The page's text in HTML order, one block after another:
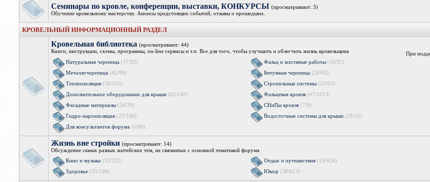
Семинары по кровле, конференции, выставки, КОНКУРСЫ (просматривают: 3)
Обучение кровельному мастерству. Анонсы предстоящих событий, отзывы о прошедших.
КРОВЕЛЬНЫЙ ИНФОРМАЦИОННЫЙ РАЗДЕЛ
Кровельная библиотека (просматривают: 44)
При
Книги, инструкции, схемы, программы, on-line сервисы и т.п. Все для того, чтобы улучшить и облегчить жизнь кровельщика
Натуральная черепица (17/92) Фальц и жестяные работы (16/35)
Металлочерепица (42/99) Битумная черепица (26/63)
Теплоизоляция (30/103) Стропильные системы (23/63)
Дополнительное оборудование для крыши (62/149) Фальцевая кровля (47/1013)
Фасадные материалы (24/39) СНиПы кровля (7/8)
Гидро-пароизоляция (23/196) Водосточные системы для крыши (28/55)
Для консультантов форума (1/80)
Жизнь вне стройки (просматривают: 14)
Обсуждение самых разных житейских тем, не связанных с основной тематикой форума
Кино и музыка (35/322) Отдых и путешествия (15/424)
Здоровье (35/168) Юмор (38/613)